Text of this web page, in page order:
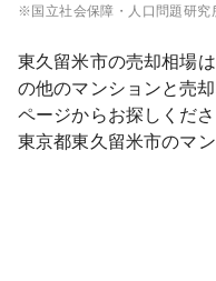
※国立社会保障・人口問題研究
東久留米市の売却相場は
の他のマンションと売
ページからお探しくださ
東京都東久留米市のマ